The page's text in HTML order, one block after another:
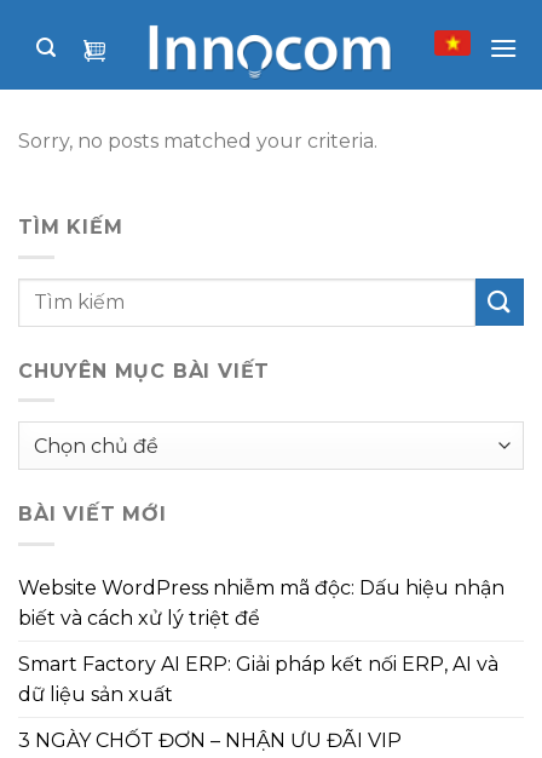
Sorry, no posts matched your criteria.
TÌM KIẾM
CHUYÊN MỤC BÀI VIẾT
Chuyên
viết
BÀI VIẾT MỚI
Website WordPress nhiễm mã độc: Dấu hiệu nhận
biết và cách xử lý triệt để
Smart Factory AI ERP: Giải pháp kết nối ERP, AI và
dữ liệu sản xuất
3 NGÀY CHỐT ĐƠN – NHẬN ƯU ĐÃI VIP